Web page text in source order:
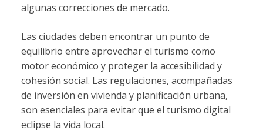
algunas correcciones de mercado.
Las ciudades deben encontrar un punto de
equilibrio entre aprovechar el turismo como
motor económico y proteger la accesibilidad y
cohesión social. Las regulaciones, acompañadas
de inversión en vivienda y planificación urbana,
son esenciales para evitar que el turismo digital
eclipse la vida local.